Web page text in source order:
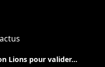
Lions pour valider...